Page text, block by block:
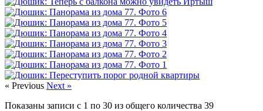
« Previous Next »
Показаны записи с 1 по 30 из общего количества 39